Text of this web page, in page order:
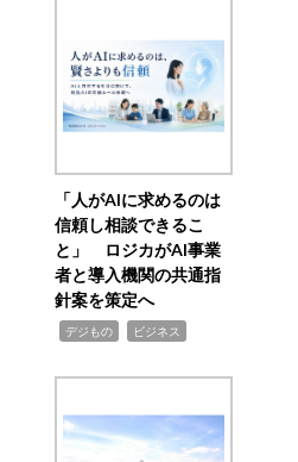
「人がAIに求めるのは
信頼し相談できるこ
と」 ロジカがAI事業
者と導入機関の共通指
針案を策定へ
デジもの ビジネス